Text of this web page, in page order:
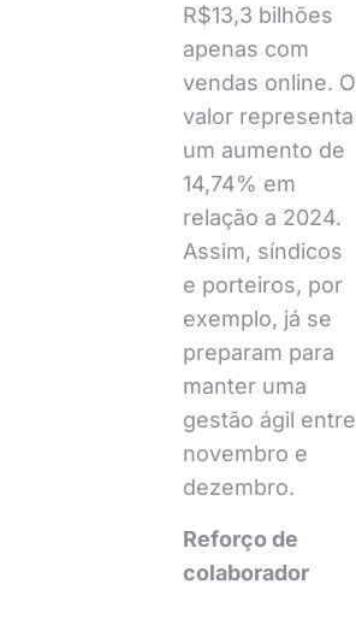
R$13,3 bilhões
apenas com
vendas online. O
valor representa
um aumento de
14,74% em
relação a 2024.
Assim, síndicos
e porteiros, por
exemplo, já se
preparam para
manter uma
gestão ágil entre
novembro e
dezembro.
Reforço de
colaborador